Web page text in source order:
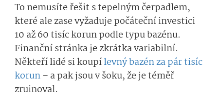
To nemusíte řešit s tepelným čerpadlem,
které ale zase vyžaduje počáteční investici
10 až 60 tisíc korun podle typu bazénu.
Finanční stránka je zkrátka variabilní.
Někteří lidé si koupílevný bazén za pár tisíc
korun– a pak jsou v šoku, že je téměř
zruinoval.